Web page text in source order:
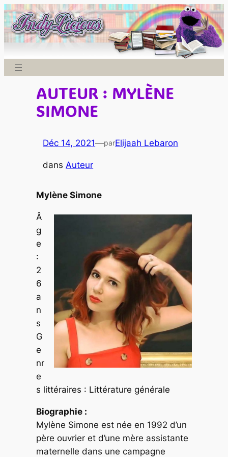
Aller
au
contenu
AUTEUR : MYLÈNE
SIMONE
Déc 14, 2021—parElijaah Lebaron
dansAuteur
Mylène Simone
Â
g
e
:
2
6
a
n
s
G
e
nr
e
s littéraires : Littérature générale
Biographie :
Mylène Simone est née en 1992 d’un
père ouvrier et d’une mère assistante
maternelle dans une campagne